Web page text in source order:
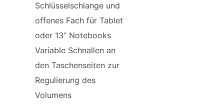
Schlüsselschlange und
offenes Fach für Tablet
oder 13“ Notebooks
Variable Schnallen an
den Taschenseiten zur
Regulierung des
Volumens